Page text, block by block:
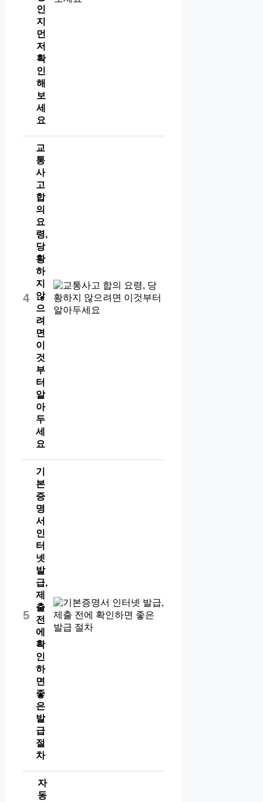
인
지
먼
저
확
인
해
보
세
요
4
교
통
사
고
합
의
요
령,
당
황
하
지
않
으
려
면
이
것
부
터
알
아
두
세
요
5
기
본
증
명
서
인
터
넷
발
급,
제
출
전
에
확
인
하
면
좋
은
발
급
절
차
자
동